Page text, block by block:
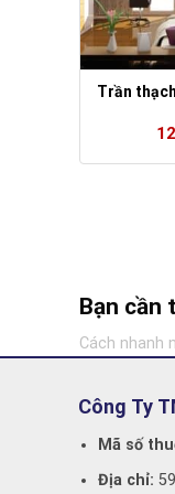
Trần
Bạn cần
Cách nhanh
Công Ty
Mã số
Địa chỉ: